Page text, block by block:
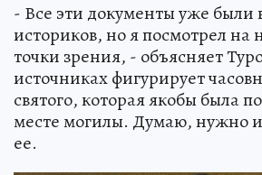
- Все эти документы уже были
историков, но я посмотрел на
точки зрения, - объясняет
источниках фигурирует
святого, которая якобы была
месте могилы. Думаю, нужно
ее.